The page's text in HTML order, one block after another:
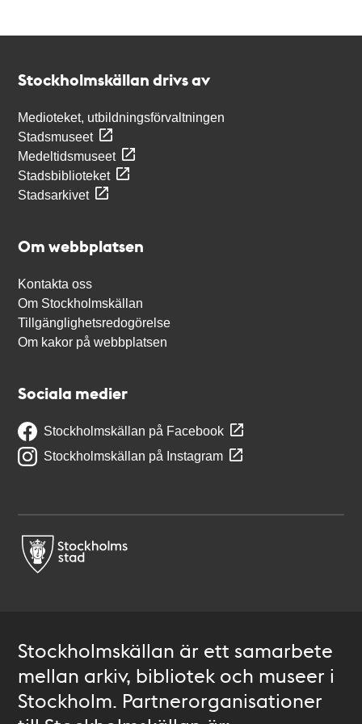
Stockholmskällan drivs av
Medioteket, utbildningsförvaltningen
Stadsmuseet
Medeltidsmuseet
Stadsbiblioteket
Stadsarkivet
Om webbplatsen
Kontakta oss
Om Stockholmskällan
Tillgänglighetsredogörelse
Om kakor på webbplatsen
Sociala medier
Stockholmskällan på Facebook
Stockholmskällan på Instagram
Stockholmskällan är ett samarbete
mellan arkiv, bibliotek och museer i
Stockholm. Partnerorganisationer